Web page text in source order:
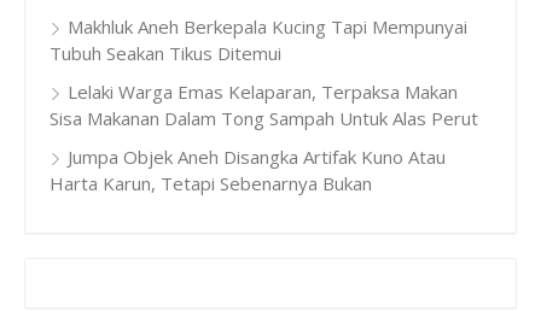
Makhluk Aneh Berkepala Kucing Tapi Mempunyai
Tubuh Seakan Tikus Ditemui
Lelaki Warga Emas Kelaparan, Terpaksa Makan
Sisa Makanan Dalam Tong Sampah Untuk Alas Perut
Jumpa Objek Aneh Disangka Artifak Kuno Atau
Harta Karun, Tetapi Sebenarnya Bukan